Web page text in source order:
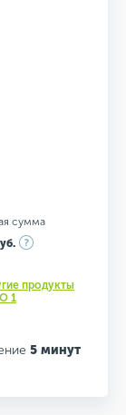
сумма
продукты
1
5 минут